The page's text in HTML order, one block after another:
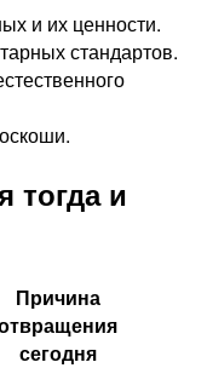
и их ценности.
стандартов.
тогда и
Причина
сегодня